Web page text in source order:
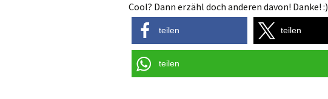
Cool? Dann erzähl doch anderen davon! Danke! :)
teilen teilen
teilen